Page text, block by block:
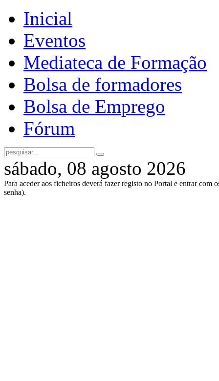
Inicial
Eventos
Mediateca de Formação
Bolsa de formadores
Bolsa de Emprego
Fórum
sábado, 08 agosto 2026
Para aceder aos ficheiros deverá fazer registo no Portal e entrar com
senha).